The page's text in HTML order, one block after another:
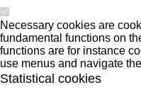
Necessary cookies are
fundamental functions on
functions are for instance
use menus and navigate
Statistical cookies